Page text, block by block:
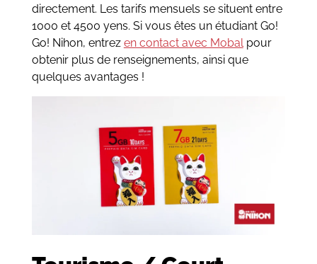
directement. Les tarifs mensuels se situent entre
1000 et 4500 yens. Si vous êtes un étudiant Go!
Go! Nihon, entrez en contact avec Mobalpour
obtenir plus de renseignements, ainsi que
quelques avantages !